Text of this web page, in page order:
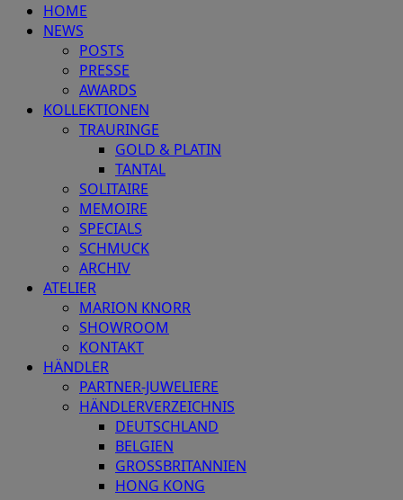
HOME
NEWS
POSTS
PRESSE
AWARDS
KOLLEKTIONEN
TRAURINGE
GOLD & PLATIN
TANTAL
SOLITAIRE
MEMOIRE
SPECIALS
SCHMUCK
ARCHIV
ATELIER
MARION KNORR
SHOWROOM
KONTAKT
HÄNDLER
PARTNER-JUWELIERE
HÄNDLERVERZEICHNIS
DEUTSCHLAND
BELGIEN
GROSSBRITANNIEN
HONG KONG